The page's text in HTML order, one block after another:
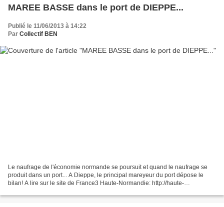
MAREE BASSE dans le port de DIEPPE...
Publié le 11/06/2013 à 14:22
Par Collectif BEN
Le naufrage de l'économie normande se poursuit et quand le naufrage se
produit dans un port... A Dieppe, le principal mareyeur du port dépose le
bilan! A lire sur le site de France3 Haute-Normandie: http://haute-